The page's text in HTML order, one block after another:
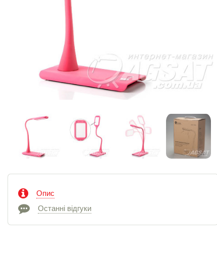
Опис
Останні відгуки